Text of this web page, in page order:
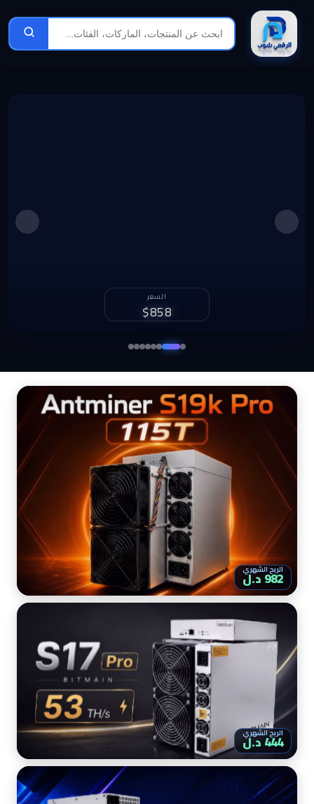
الربح الشهري
1,251 د.ل
الربح الشهري
982 د.ل
الربح الشهري
444 د.ل